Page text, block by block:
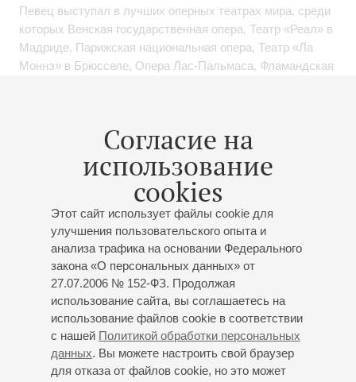
Согласие на
использование
cookies
Этот сайт использует файлы cookie для
улучшения пользовательского опыта и
анализа трафика на основании Федерального
закона «О персональных данных» от
27.07.2006 № 152-ФЗ. Продолжая
использование сайта, вы соглашаетесь на
использование файлов cookie в соответствии
с нашей Политикой обработки персональных
данных. Вы можете настроить свой браузер
для отказа от файлов cookie, но это может
Певец выступал в лучших оперных театрах мира, среди
которых Венская государственная опера, Театр «Реал» в
Мадриде, Парижская национальная опера, Театр «Ла
Моннэ» в Брюсселе, Опера Лас-Пальмаса, Фламандская
Гамбургская опера, Опера Лозанны, «Опера-комик» в
Максим Миронов выступал под управлением таких
выдающихся дирижеров как Aльберто Дзедда, Донато
Ренцетти, Бруно Кампанелла, Эвелино Пидó, Владимир
Юровский, Микеле Мариотти, Клаудио Шимоне, Хесус
Лопес-Кобос, Джулиано Карелла, Джанандреа Нозеда,
Джеймс Конлон, Антонино Фольяни, Риккардо Фрицца.
Максим – участник крупнейших оперных фестивалей,
среди которых Экс-ан-Прованс и Глайндборо.